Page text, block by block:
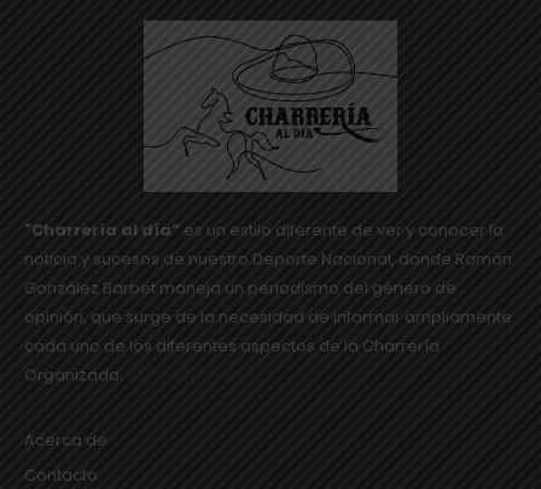
"Charrería al día” es un estilo diferente de ver y conocer la
noticia y sucesos de nuestro Deporte Nacional, donde Ramón
González Barbet maneja un periodismo del género de
opinión, que surge de la necesidad de informar ampliamente
cada uno de los diferentes aspectos de la Charrería
Organizada.
Acerca de
Contacto